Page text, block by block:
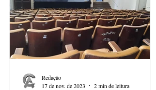
Redação
17 de nov. de 2023
2 min de leitura